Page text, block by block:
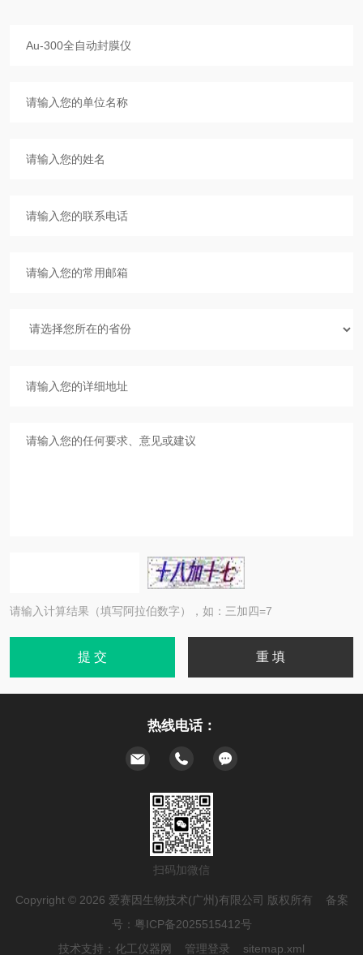
请输入计算结果（填写阿拉伯数字），如：三加四=7
热线电话：
扫码加微信
Copyright © 2026 爱赛因生物技术(广州)有限公司 版权所有 备案
号： 粤ICP备2025515412号
技术支持： 化工仪器网 管理登录 sitemap.xml